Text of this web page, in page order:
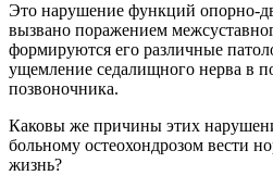
Это нарушение функций опорно-
вызвано поражением
формируются его различные
ущемление седалищного нерва в
позвоночника.
Каковы же причины этих
больному остеохондрозом вести
жизнь?